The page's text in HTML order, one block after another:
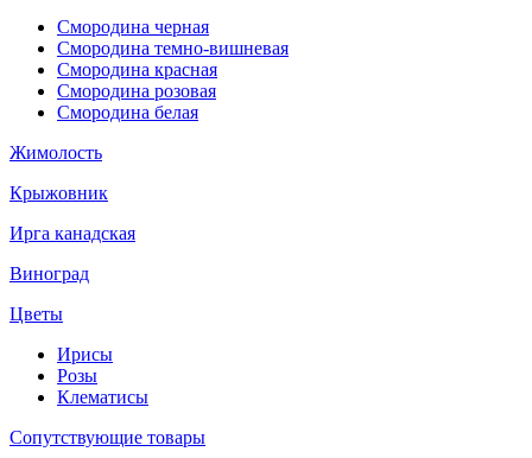
Смородина черная
Смородина темно-вишневая
Смородина красная
Смородина розовая
Смородина белая
Жимолость
Крыжовник
Ирга канадская
Виноград
Цветы
Ирисы
Розы
Клематисы
Сопутствующие товары